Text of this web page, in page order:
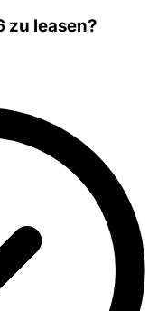
zu leasen?